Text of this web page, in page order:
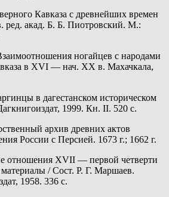
Кавказа с древнейших времен
акад. Б. Б. Пиотровский. М.:
ногайцев с народами
в XVI — нач. XX в. Махачкала,
в дагестанском историческом
1999. Кн. II. 520 с.
архив древних актов
России с Персией. 1673 г.; 1662 г.
отношения XVII — первой четверти
/ Сост. Р. Г. Маршаев.
1958. 336 с.